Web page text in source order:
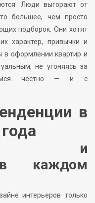
Люди выгорают от
большее, чем просто
подборок. Они хотят
характер, привычки и
в оформлении квартир и
не угоняясь за
честно — и с
в
и
в каждом
интерьеров только